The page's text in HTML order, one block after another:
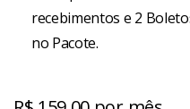
recebimentos e 2
no Pacote.